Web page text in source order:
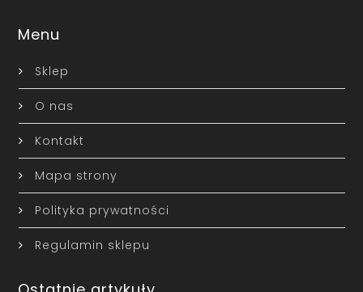
Menu
Sklep
O nas
Kontakt
Mapa strony
Polityka prywatności
Regulamin sklepu